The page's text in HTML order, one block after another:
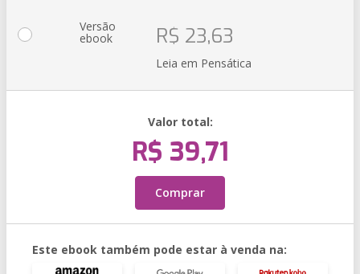
Versão
ebook R$ 23,63
Leia em Pensática
Valor total:
R$ 39,71
Comprar
Este ebook também pode estar à venda na: